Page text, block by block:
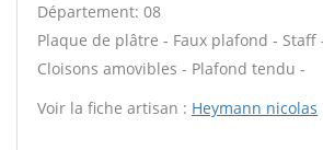
Département: 08
Plaque de plâtre - Faux plafond - Staff
Cloisons amovibles - Plafond tendu -
Voir la fiche artisan : Heymann nicolas